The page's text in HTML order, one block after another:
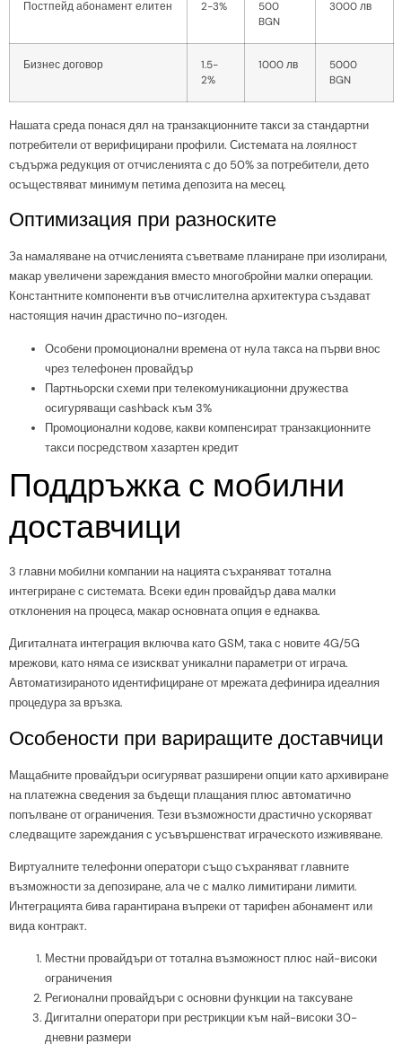
Постпейд абонамент елитен 2-3%
500
BGN
3000 лв
Бизнес договор
1.5-
2%
1000 лв
5000
BGN
Нашата среда понася дял на транзакционните такси за стандартни
потребители от верифицирани профили. Системата на лоялност
съдържа редукция от отчисленията с до 50% за потребители, дето
осъществяват минимум петима депозита на месец.
Оптимизация при разноските
За намаляване на отчисленията съветваме планиране при изолирани,
макар увеличени зареждания вместо многобройни малки операции.
Константните компоненти във отчислителна архитектура създават
настоящия начин драстично по-изгоден.
Особени промоционални времена от нула такса на първи внос
чрез телефонен провайдър
Партньорски схеми при телекомуникационни дружества
осигуряващи cashback към 3%
Промоционални кодове, какви компенсират транзакционните
такси посредством хазартен кредит
Поддръжка с мобилни
доставчици
3 главни мобилни компании на нацията съхраняват тотална
интегриране с системата. Всеки един провайдър дава малки
отклонения на процеса, макар основната опция е еднаква.
Дигиталната интеграция включва като GSM, така с новите 4G/5G
мрежови, като няма се изискват уникални параметри от играча.
Автоматизираното идентифициране от мрежата дефинира идеалния
процедура за връзка.
Особености при вариращите доставчици
Мащабните провайдъри осигуряват разширени опции като архивиране
на платежна сведения за бъдещи плащания плюс автоматично
попълване от ограничения. Тези възможности драстично ускоряват
следващите зареждания с усъвършенстват играческото изживяване.
Виртуалните телефонни оператори също съхраняват главните
възможности за депозиране, ала че с малко лимитирани лимити.
Интеграцията бива гарантирана въпреки от тарифен абонамент или
вида контракт.
Местни провайдъри от тотална възможност плюс най-високи
ограничения
Регионални провайдъри с основни функции на таксуване
Дигитални оператори при рестрикции към най-високи 30-
дневни размери